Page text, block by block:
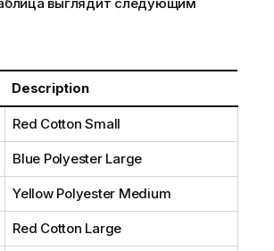
Description
Red Cotton Small
Blue Polyester Large
Yellow Polyester Medium
Red Cotton Large